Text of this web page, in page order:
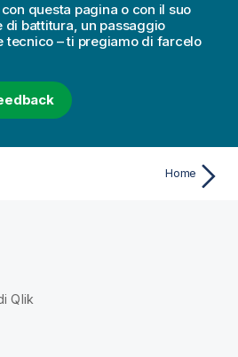
questa pagina o con il suo
di battitura, un passaggio
tecnico – ti pregiamo di farcelo
Home
Qlik